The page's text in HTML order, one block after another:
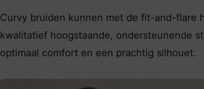
Curvy bruiden kunnen met de fit-and-flare
kwalitatief hoogstaande, ondersteunende
optimaal comfort en een prachtig silhouet.